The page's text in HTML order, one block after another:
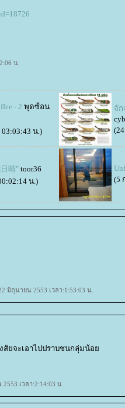
น.
- 2 พุดซ้อน
03:03:43 น.)
จั
晴" toor36
น.)
(5
มิถุนายน 2553 เวลา:1:53:03 น.
สัยจะเอาไปปราบชนกลุ่มน้อ
เวลา:2:14:03 น.